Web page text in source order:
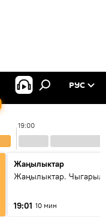
РУС
19:00
Жаңылыктар
Жаңылыктар.
19:01 10 мин